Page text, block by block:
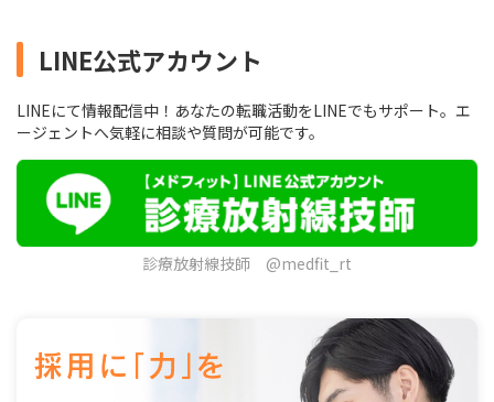
LINE公式アカウント
LINEにて情報配信中！あなたの転職活動をLINEでもサポート。エ
ージェントへ気軽に相談や質問が可能です。
診療放射線技師 @medfit_rt